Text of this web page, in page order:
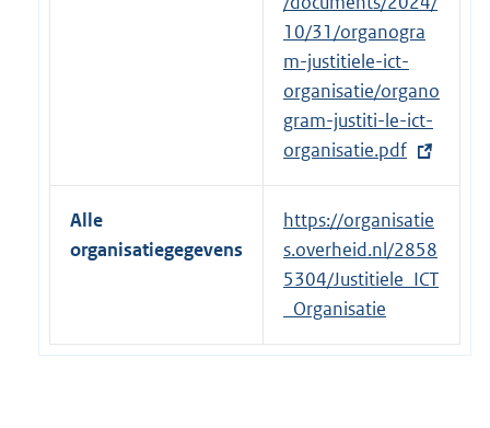
n
e
l
i
n
k
:
10/31/organogra
m-justitiele-ict-
organisatie/organo
gram-justiti-le-ict-
organisatie.pdf
Alle
organisatiegegevens
https://organisatie
s.overheid.nl/2858
5304/Justitiele_ICT
_Organisatie